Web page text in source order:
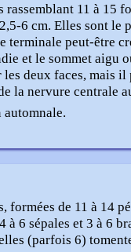
rassemblant 11 à 15
6 cm. Elles sont le
terminale peut-être
et le sommet aigu
les deux faces, mais il
la nervure centrale
formées de 11 à 14
à 6 sépales et 3 à 6
(parfois 6)